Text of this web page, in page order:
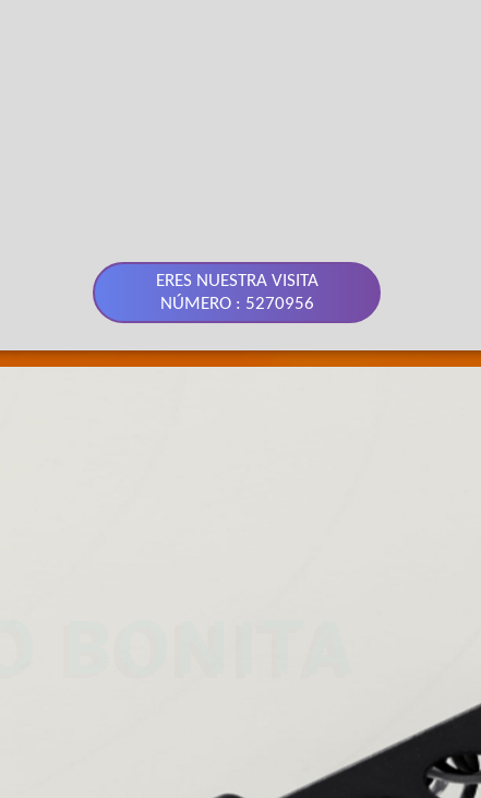
ERES NUESTRA VISITA
NÚMERO : 5270956